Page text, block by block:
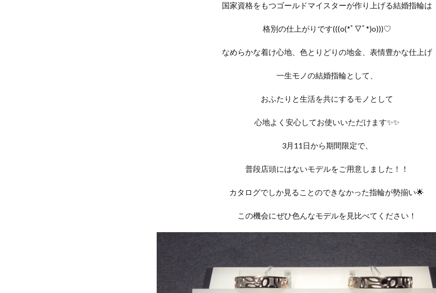
国家資格をもつゴールドマイスターが作り上げる結婚指輪は
格別の仕上がりです(((o(*ﾟ▽ﾟ*)o)))♡
なめらかな着け心地、色とりどりの地金、表情豊かな仕上げ
一生モノの結婚指輪として、
おふたりと生活を共にするモノとして
心地よく安心してお使いいただけます✨✨
3月11日から期間限定で、
普段店頭にはないモデルをご用意しました！！
カタログでしか見ることのできなかった指輪が勢揃い🌟
この機会にぜひ色んなモデルを見比べてください！